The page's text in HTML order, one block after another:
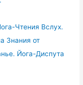
Чтения Вслух.
Знания от
Йога-Диспута